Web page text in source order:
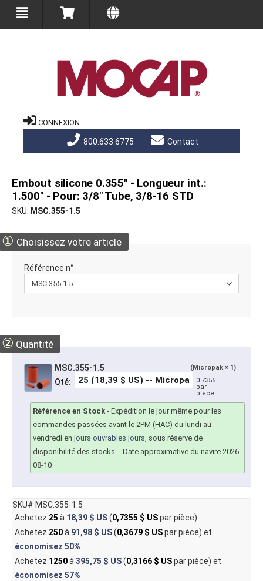
CONNEXION
800.633.6775 Contact
Embout silicone 0.355" - Longueur int.:
1.500" - Pour: 3/8" Tube, 3/8-16 STD
SKU MSC.355-1.5
① Choisissez votre article
Référence n°
② Quantité
MSC.355-1.5 (Micropak × 1)
Qté:
0.7355
par
pièce
Référence en Stock - Expédition le jour même pour les
commandes passées avant le 2PM (HAC) du lundi au
vendredi en jours ouvrables jours, sous réserve de
disponibilité des stocks. - Date approximative du navire 2026-
08-10
SKU# MSC.355-1.5
Achetez 25 à 18,39 $ US(0,7355 $ USpar pièce)
Achetez 250à 91,98 $ US(0,3679 $ USpar pièce) et
économisez 50%
Achetez 1250à395,75 $ US(0,3166 $ USpar pièce) et
économisez 57%